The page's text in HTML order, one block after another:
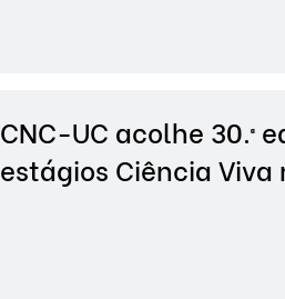
CNC-UC acolhe 30.ª
estágios Ciência